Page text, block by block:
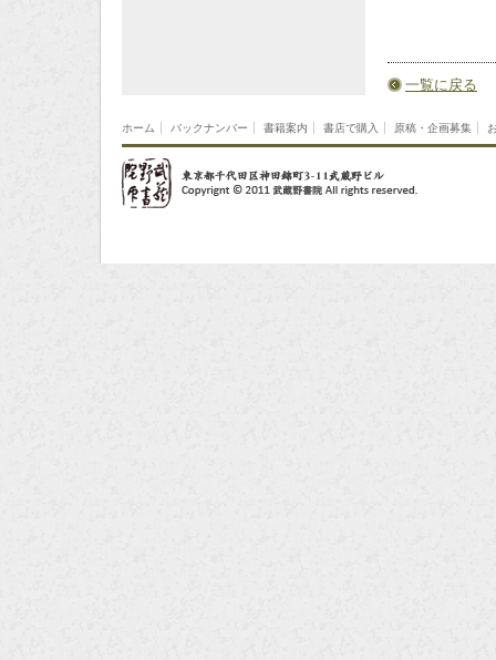
一覧に戻る
ホーム バックナンバー 書籍案内 書店で購入 原稿・企画募集